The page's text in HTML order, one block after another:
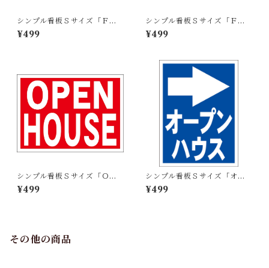
シンプル看板Ｓサイズ「ＦＯ
Ｒ ＲＥＮＴ」【不動産】屋外
可
¥499
シンプル看板Ｓサイズ「ＦＯ
Ｒ ＳＡＬＥ」【不動産】屋外
可
¥499
シンプル看板Ｓサイズ「ＯＰ
ＥＮ ＨＯＵＳＥ」【不動産】
屋外可
¥499
シンプル看板Ｓサイズ「オー
プンハウス（右折・紺）」
【不動産】屋外可
¥499
その他の商品